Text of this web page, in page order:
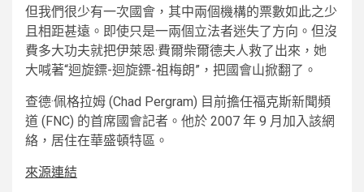
但我們很少有一次國會，其中兩個機構的票數如此之少
且相距甚遠。即使只是一兩個立法者迷失了方向。但沒
費多大功夫就把伊萊恩·費爾柴爾德夫人救了出來，她
大喊著“迴旋鏢-迴旋鏢-祖梅朗”，把國會山掀翻了。
查德·佩格拉姆 (Chad Pergram) 目前擔任福克斯新聞頻
道 (FNC) 的首席國會記者。他於 2007 年 9 月加入該網
絡，居住在華盛頓特區。
來源連結